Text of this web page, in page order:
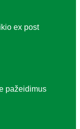
ex post
pažeidimus